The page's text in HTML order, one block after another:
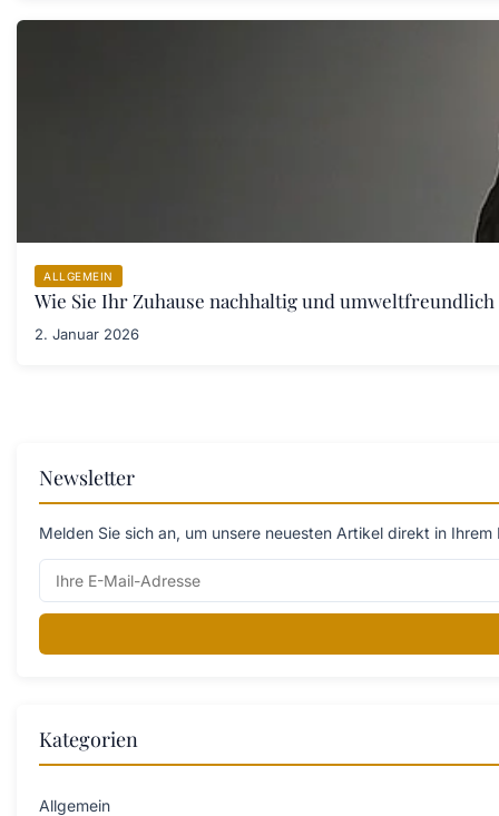
ALLGEMEIN
Wie Sie Ihr Zuhause nachhaltig und umweltfreundlich
2. Januar 2026
Newsletter
Melden Sie sich an, um unsere neuesten Artikel direkt in
Kategorien
Allgemein